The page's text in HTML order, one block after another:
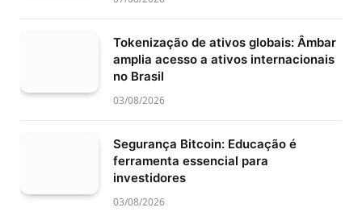
Tokenização de ativos globais: Âmbar
amplia acesso a ativos internacionais
no Brasil
03/08/2026
Segurança Bitcoin: Educação é
ferramenta essencial para
investidores
03/08/2026